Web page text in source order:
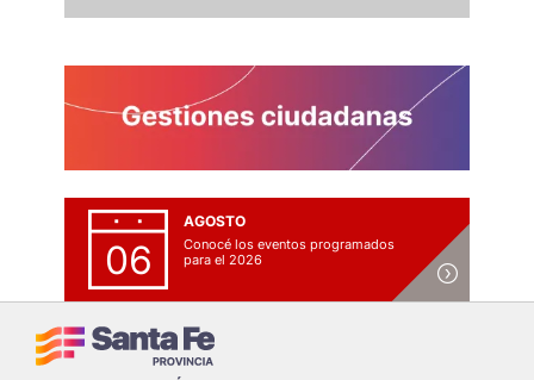
06
AGOSTO
Conocé los eventos programados
para el 2026